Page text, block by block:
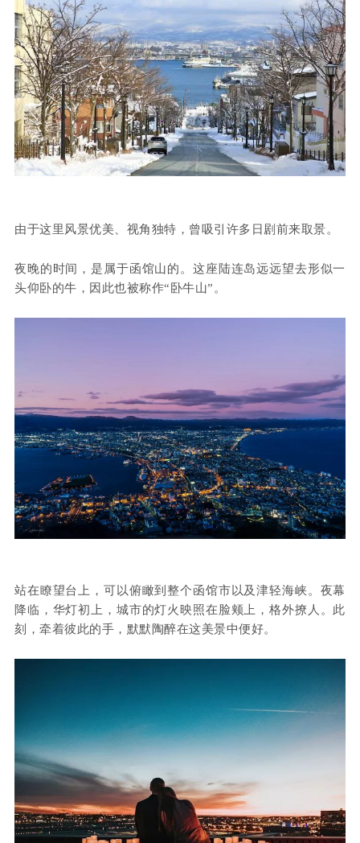
由于这里风景优美、视角独特，曾吸引许多日剧前来取景。
夜晚的时间，是属于函馆山的。这座陆连岛远远望去形似一
头仰卧的牛，因此也被称作“卧牛山”。
站在瞭望台上，可以俯瞰到整个函馆市以及津轻海峡。夜幕
降临，华灯初上，城市的灯火映照在脸颊上，格外撩人。此
刻，牵着彼此的手，默默陶醉在这美景中便好。